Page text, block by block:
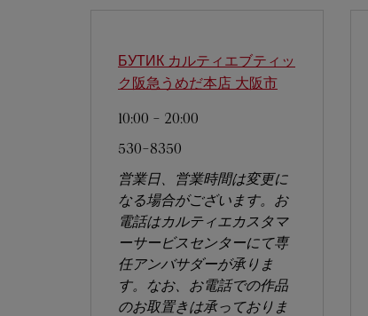
БУТИК カルティエブティッ
ク阪急うめだ本店 大阪市
10:00 - 20:00
530-8350
営業日、営業時間は変更に
なる場合がございます。お
電話はカルティエカスタマ
ーサービスセンターにて専
任アンバサダーが承りま
す。なお、お電話での作品
のお取置きは承っておりま